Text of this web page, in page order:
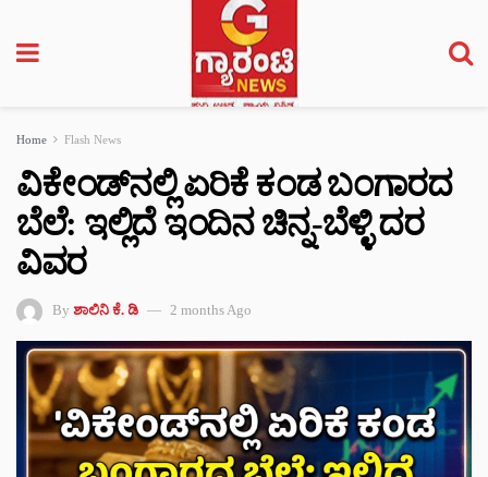
Home Flash News
ವಿಕೇಂಡ್‌ನಲ್ಲಿ ಏರಿಕೆ ಕಂಡ ಬಂಗಾರದ
ಬೆಲೆ: ಇಲ್ಲಿದೆ ಇಂದಿನ ಚಿನ್ನ-ಬೆಳ್ಳಿ ದರ
ವಿವರ
By ಶಾಲಿನಿ ಕೆ. ಡಿ 2 months Ago